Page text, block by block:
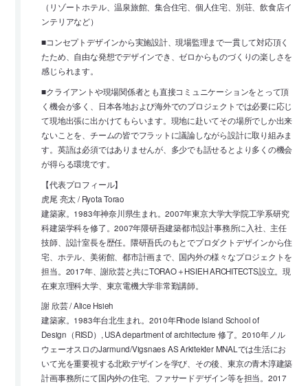
（リゾートホテル、温泉旅館、集合住宅、個人住宅、別荘、飲食店イ
ンテリアなど）
■コンセプトデザインから実施設計、現場監理まで一貫して対応頂く
たため、自由な発想でデザインでき、ゼロからものづくりの楽しさを
感じられます。
■クライアントや現場関係者とも直接コミュニケーションをとって頂
く機会が多く、日本各地および海外でのプロジェクトでは必要に応じ
て現地出張に出かけてもらいます。現地に赴いてその場所でしか出来
ないことを、チームの皆でフラットに議論しながら設計に取り組みま
す。英語は必須ではありませんが、多少でも話せるとより多くの機会
が得らる環境です。
【代表プロフィール】
虎尾 亮太 / Ryota Torao
建築家。1983年神奈川県生まれ。2007年東京大学大学院工学系研究
科建築学科を修了。2007年隈研吾建築都市設計事務所に入社、主任
技師、設計室長を歴任。隈研吾氏のもとでプロダクトデザインから住
宅、ホテル、美術館、都市計画まで、国内外の様々なプロジェクトを
担当。2017年、謝欣芸と共にTORAO＋HSIEH ARCHITECTS設立。現
在東京理科大学、東京電機大学非常勤講師。
謝 欣芸 / Alice Hsieh
建築家。1983年台北生まれ。2010年Rhode Island School of
Design（RISD）, USA department of architecture 修了。2010年ノル
ウェーオスロのJarmund/Vigsnaes AS Arkitekter MNALでは生活にお
いて光を重要視する北欧デザインを学び、その後、東京の青木淳建築
計画事務所にて国内外の住宅、ファサードデザイン等を担当。2017